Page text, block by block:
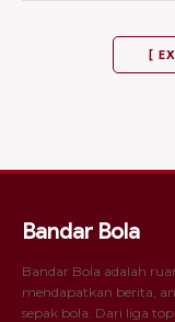
[
Bandar Bola
Bandar Bola adalah
mendapatkan berita,
sepak bola. Dari liga